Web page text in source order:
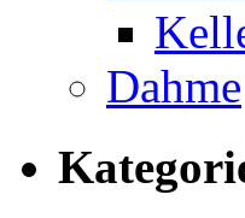
Dahme